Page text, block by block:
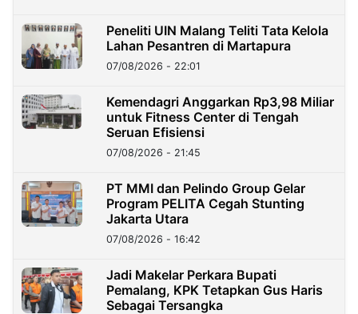
Peneliti UIN Malang Teliti Tata Kelola
Lahan Pesantren di Martapura
07/08/2026 - 22:01
Kemendagri Anggarkan Rp3,98 Miliar
untuk Fitness Center di Tengah
Seruan Efisiensi
07/08/2026 - 21:45
PT MMI dan Pelindo Group Gelar
Program PELITA Cegah Stunting
Jakarta Utara
07/08/2026 - 16:42
Jadi Makelar Perkara Bupati
Pemalang, KPK Tetapkan Gus Haris
Sebagai Tersangka